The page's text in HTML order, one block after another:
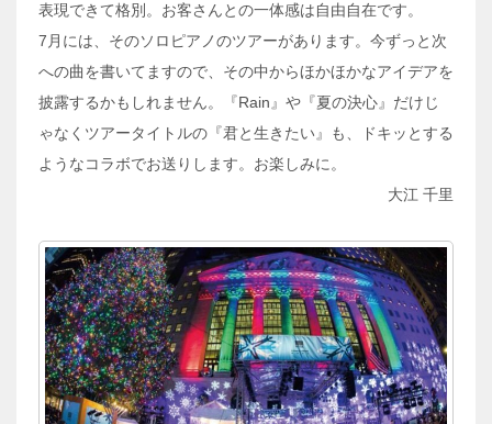
表現できて格別。お客さんとの一体感は自由自在です。
7月には、そのソロピアノのツアーがあります。今ずっと次
への曲を書いてますので、その中からほかほかなアイデアを
披露するかもしれません。『Rain』や『夏の決心』だけじ
ゃなくツアータイトルの『君と生きたい』も、ドキッとする
ようなコラボでお送りします。お楽しみに。
大江 千里